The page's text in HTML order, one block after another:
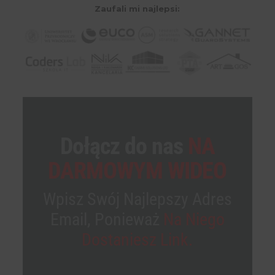
Zaufali mi najlepsi: